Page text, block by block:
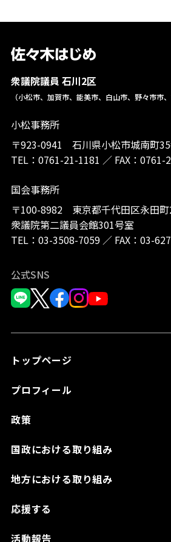
衆議院議員 石川2区
（小松市、加賀市、能美市、白山市、野々市市、
小松事務所
〒923-0941 石川県小松市城南町
TEL： 0761-21-1181 ／ FAX：0761-
国会事務所
〒100-8982 東京都千代田区永田
衆議院第二議員会館301号室
TEL： 03-3508-7059／ FAX：03-
公式SNS
トップページ
プロフィール
政策
国政における取り組み
地方における取り組み
応援する
活動報告